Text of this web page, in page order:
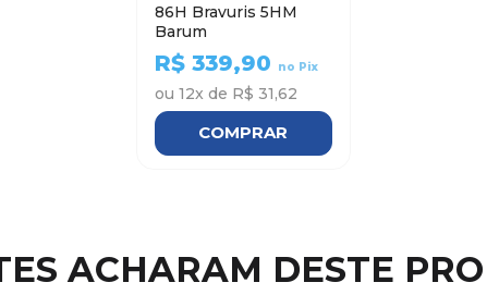
86H Bravuris 5HM
Barum
R$ 339,90 no Pix
ou 12x de R$ 31,62
COMPRAR
ACHARAM DESTE